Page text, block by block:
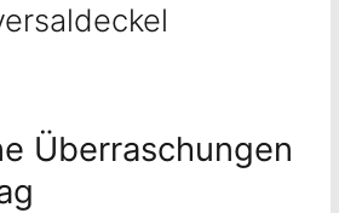
Überraschungen